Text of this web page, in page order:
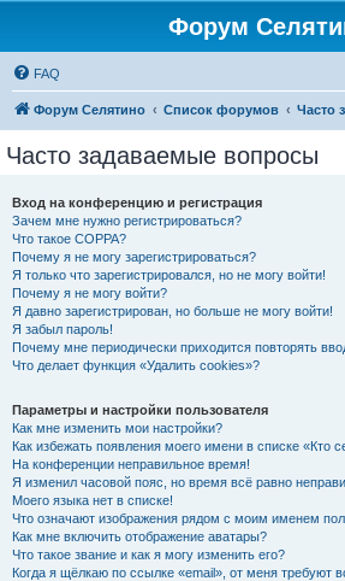
Форум
FAQ
Форум Селятино Список форумов Часто
Часто задаваемые вопросы
Вход на конференцию и регистрация
Зачем мне нужно регистрироваться?
Что такое COPPA?
Почему я не могу зарегистрироваться?
Я только что зарегистрировался, но не могу войти!
Почему я не могу войти?
Я давно зарегистрирован, но больше не могу войти!
Я забыл пароль!
Почему мне периодически приходится повторять
Что делает функция «Удалить cookies»?
Параметры и настройки пользователя
Как мне изменить мои настройки?
Как избежать появления моего имени в списке «Кто
На конференции неправильное время!
Я изменил часовой пояс, но время всё равно
Моего языка нет в списке!
Что означают изображения рядом с моим именем
Как мне включить отображение аватары?
Что такое звание и как я могу изменить его?
Когда я щёлкаю по ссылке «email», от меня требуют